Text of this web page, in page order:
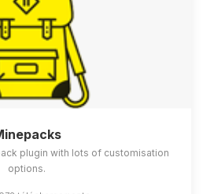
plugin with lots of customisation
options.